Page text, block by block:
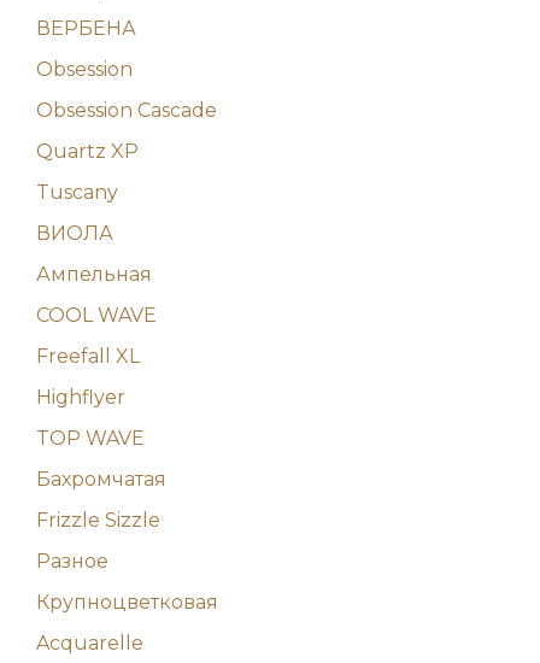
ВЕРБЕНА
Obsession
Obsession Cascade
Quartz XP
Tuscany
ВИОЛА
Ампельная
COOL WAVE
Freefall XL
Highflyer
TOP WAVE
Бахромчатая
Frizzle Sizzle
Разное
Крупноцветковая
Acquarelle